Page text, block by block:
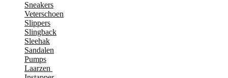
Sneakers
Veterschoen
Slippers
Slingback
Sleehak
Sandalen
Pumps
Laarzen